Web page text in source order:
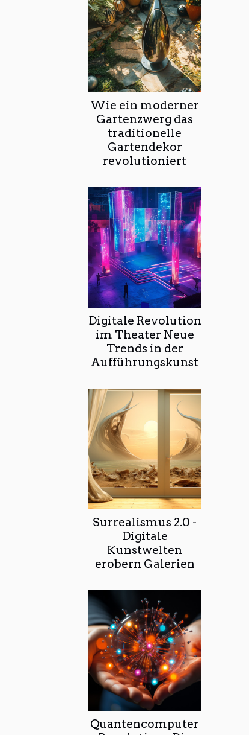
Wie ein moderner
Gartenzwerg das
traditionelle
Gartendekor
revolutioniert
Digitale Revolution
im Theater Neue
Trends in der
Aufführungskunst
Surrealismus 2.0 -
Digitale
Kunstwelten
erobern Galerien
Quantencomputer